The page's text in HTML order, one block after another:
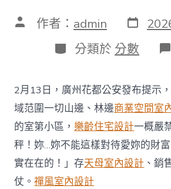
文 作者： admin 發
表
日
期
分
類
分類於 分數
2月13日，廣州花都公安發布提示
域范圍一切山邊、林邊商業空間室
的室第小區，樂齡住宅設計一概嚴
秤！妳…妳不能這樣對待愛妳的財
實在在的！」存天母室內設計 、銷
仗。禪風室內設計